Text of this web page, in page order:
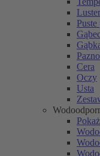
Cera
Oczy
Usta